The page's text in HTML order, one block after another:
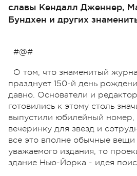
славы Кендалл Дженнер,
Бундхен и других
#@#
О том, что знаменитый
празднует 150-й день
давно. Основатели и
готовились к этому столь
выпустили юбилейный номер,
вечеринку для звезд и
все это вполне обычные вещи
уважаемого издания, то
здание Нью-Йорка - идея